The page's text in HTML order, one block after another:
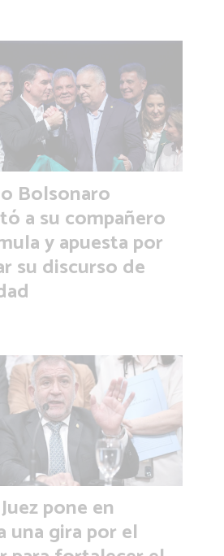
Bolsonaro
a su compañero
y apuesta por
su discurso de
pone en
una gira por el